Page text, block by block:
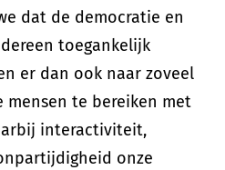
dat de democratie en
toegankelijk
er dan ook naar zoveel
mensen te bereiken met
interactiviteit,
onze